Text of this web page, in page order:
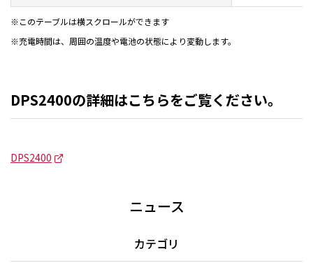
※このテーブルは横スクロールができます
※充電時間は、周囲の温度や電池の状態により変動します。
DPS2400の詳細はこちらをご覧ください。
DPS2400
ニュース
カテゴリ